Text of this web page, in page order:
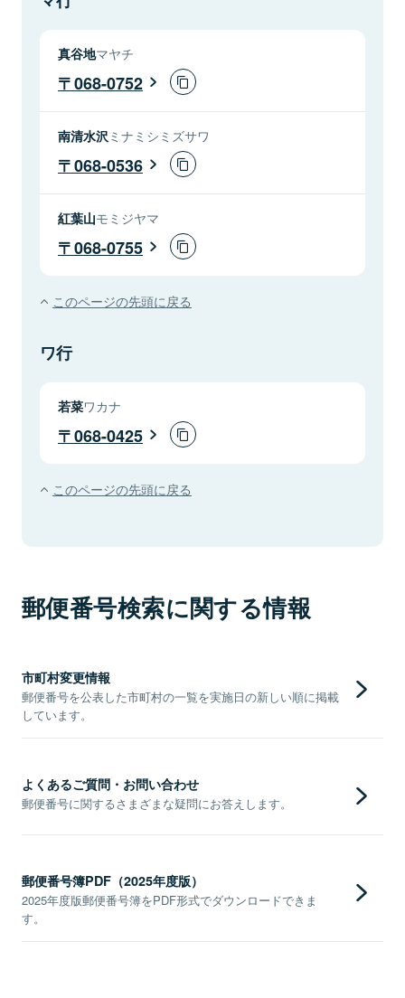
真谷地マヤチ
068-0752
南清水沢 ミナミシミズサワ
068-0536
紅葉山モミジヤマ
068-0755
このページの先頭に戻る
ワ行
若菜ワカナ
068-0425
このページの先頭に戻る
郵便番号検索に関する情報
市町村変更情報
郵便番号を公表した市町村の一覧を実施日の新しい順に掲載
しています。
よくあるご質問・お問い合わせ
郵便番号に関するさまざまな疑問にお答えします。
郵便番号簿PDF（2025年度版）
2025年度版郵便番号簿をPDF形式でダウンロードできま
す。